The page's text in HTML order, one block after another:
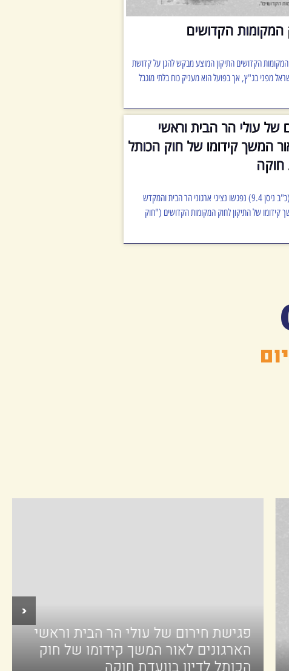
המקומות הקדושים
הקדושים התיקון המוצע מבקש להגן על קדושת
מפני בג"ץ, אך בפועל הוא מעניק כוח בלתי מוגבל
של עולי הר הבית וראשי
המשך קידומו של חוק הכותל
חוקה
בשבוע שעבר ביום ה' (כ"ב ניסן 9.4) נפגשו נציגי ארגוני הר הבית והמקדש
קידומו של התיקון לחוק המקומות הקדושים ("חוק
פגישת חירום של עולי הר הבית וראשי
הארגונים לאור המשך קידומו של חוק
‹